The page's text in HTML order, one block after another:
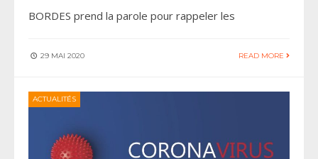
BORDES prend la parole pour rappeler les
29 MAI 2020 READ MORE
ACTUALITÉS